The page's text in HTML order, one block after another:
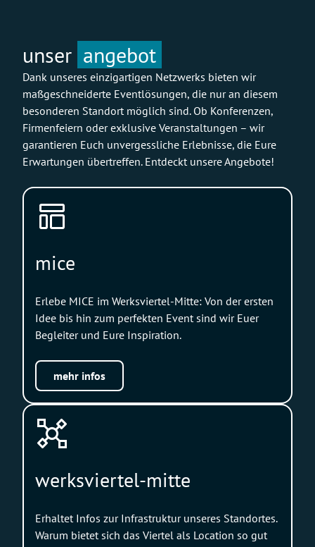
unser angebot
Dank unseres einzigartigen Netzwerks bieten wir
maßgeschneiderte Eventlösungen, die nur an diesem
besonderen Standort möglich sind. Ob Konferenzen,
Firmenfeiern oder exklusive Veranstaltungen – wir
garantieren Euch unvergessliche Erlebnisse, die Eure
Erwartungen übertreffen. Entdeckt unsere Angebote!
mice
Erlebe MICE im Werksviertel-Mitte: Von der ersten
Idee bis hin zum perfekten Event sind wir Euer
Begleiter und Eure Inspiration.
mehr infos
werksviertel-mitte
Erhaltet Infos zur Infrastruktur unseres Standortes.
Warum bietet sich das Viertel als Location so gut